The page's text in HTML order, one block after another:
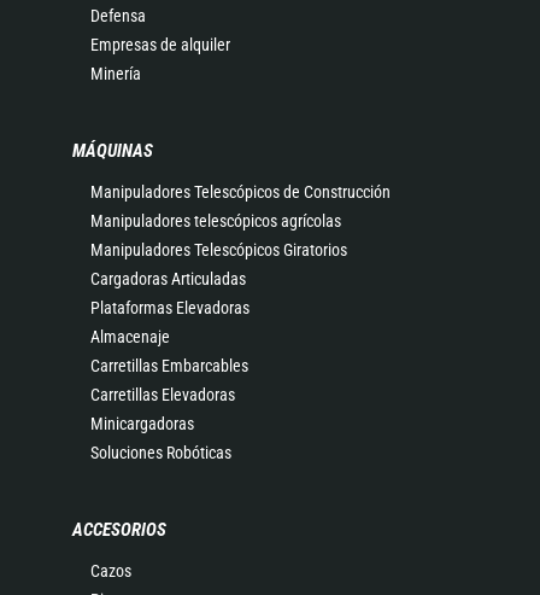
Defensa
Empresas de alquiler
Minería
MÁQUINAS
Manipuladores Telescópicos de Construcción
Manipuladores telescópicos agrícolas
Manipuladores Telescópicos Giratorios
Cargadoras Articuladas
Plataformas Elevadoras
Almacenaje
Carretillas Embarcables
Carretillas Elevadoras
Minicargadoras
Soluciones Robóticas
ACCESORIOS
Cazos